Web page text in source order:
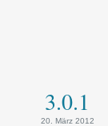
3.0.1
20. März 2012